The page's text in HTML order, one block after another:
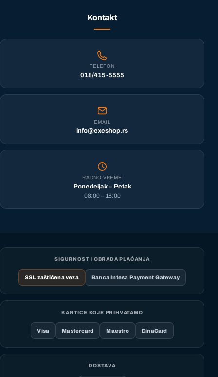
Kontakt
TELEFON
018/415-5555
EMAIL
info@exeshop.rs
RADNO VREME
Ponedeljak – Petak
08:00 – 16:00
SIGURNOST I OBRADA PLAĆANJA
SSL zaštićena veza Banca Intesa Payment Gateway
KARTICE KOJE PRIHVATAMO
Visa Mastercard Maestro DinaCard
DOSTAVA